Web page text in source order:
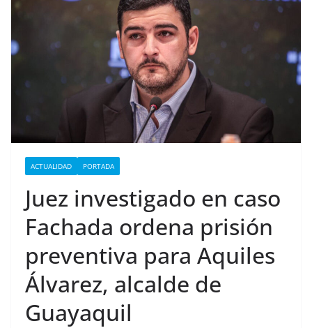
ACTUALIDAD PORTADA
Juez investigado en caso
Fachada ordena prisión
preventiva para Aquiles
Álvarez, alcalde de
Guayaquil